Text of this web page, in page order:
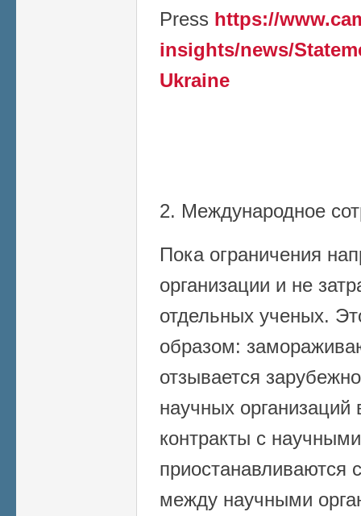
Press https://
insights/news/
Ukraine
2. Международное
Пока ограничения
организации и не
отдельных ученых.
образом:
отзывается
научных
контракты с
приостанавливаются
между научными